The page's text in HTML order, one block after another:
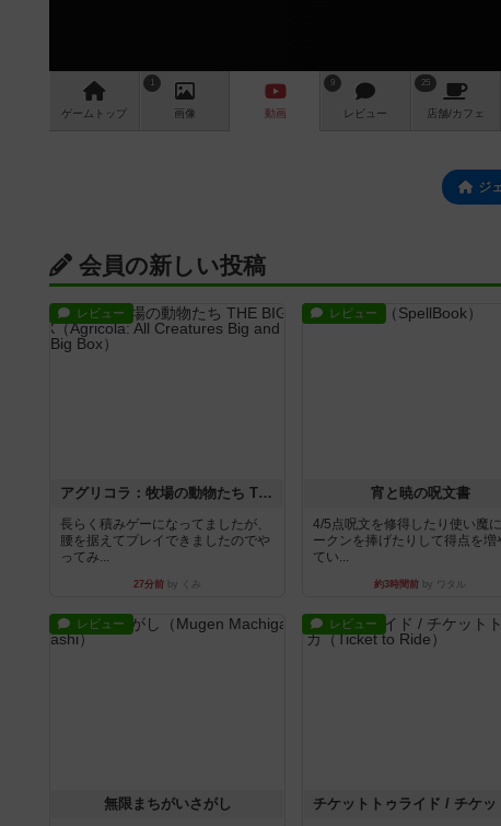
ゲーム トップ
1
画像 動画
9
レビュー
25
店舗/カフェ
ジ
会員の新しい投稿
レビュー
アグリコラ：牧場の動物たち THE BIG BOX
長らく積みゲーになってましたが、
腰を据えてプレイできましたのでや
ってみ...
27分前 by くみ
レビュー
宵と暁の呪文書
4/5点呪文を修得したり使い魔
ークンを捧げたりして得点を増
てい...
約3時間前 by ワタル
レビュー
無限まちがいさがし
レビュー